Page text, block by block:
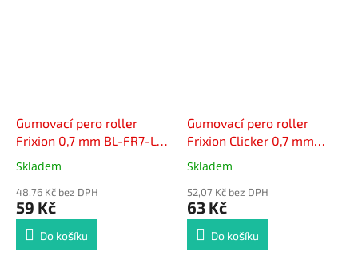
Gumovací pero roller
Frixion 0,7 mm BL-FR7-L
modré
Průměrné
produktu
je
5,0
Skladem
48,76 Kč bez DPH
59 Kč
Do košíku
Gumovací pero roller
Frixion Clicker 0,7 mm
BLRT-FR7 modré
Průměrné
produktu
je
5,0
Skladem
52,07 Kč bez DPH
63 Kč
Do košíku